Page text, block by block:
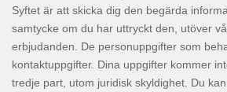
Syftet är att skicka dig den begärda
samtycke om du har uttryckt den, utöver
erbjudanden. De personuppgifter som
kontaktuppgifter. Dina uppgifter kommer
tredje part, utom juridisk skyldighet. Du